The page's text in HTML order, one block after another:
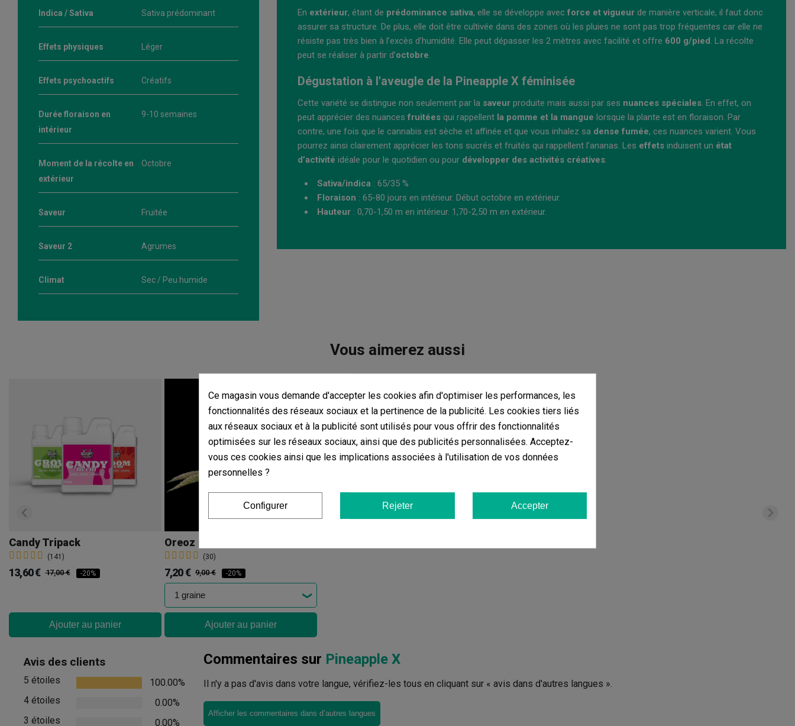
Indica / Sativa Sativa prédominant
Effets physiques Léger
Effets psychoactifs Créatifs
Durée floraison en
intérieur
9-10 semaines
Moment de la récolte en
extérieur
Octobre
Saveur Fruitée
Saveur 2 Agrumes
Climat Sec / Peu humide
En extérieur, étant de prédominance sativa, elle se développe avec force et vigueur de manière verticale, il faut donc
assurer sa structure. De plus, elle doit être cultivée dans des zones où les pluies ne sont pas trop fréquentes car elle ne
résiste pas très bien à l’excès d’humidité. Elle peut dépasser les 2 mètres avec facilité et offre 600 g/pied. La récolte
peut se réaliser à partir d’octobre.
Dégustation à l'aveugle de la Pineapple X féminisée
Cette variété se distingue non seulement par la saveur produite mais aussi par ses nuances spéciales. En effet, on
peut apprécier des nuancesfruitées qui rappellent la pomme et la mangue lorsque la plante est en floraison. Par
contre, une fois que le cannabis est sèche et affinée et que vous inhalez sa dense fumée, ces nuances varient. Vous
pourrez ainsi clairement apprécier les tons sucrés et fruités qui rappellent l’ananas. Les effets induisent un état
d’activité idéale pour le quotidien ou pour développer des activités créatives.
Sativa/indica : 65/35 %
Floraison : 65-80 jours en intérieur. Début octobre en extérieur.
Hauteur : 0,70-1,50 m en intérieur. 1,70-2,50 m en extérieur.
Vous aimerez aussi
Candy Tripack
(141)
13,60 € 17,00 € -20%
Ajouter au panier
Oreoz
(30)
7,20 € 9,00 € -20%
Ajouter au panier
Avis des clients
5 étoiles
100.00%
4 étoiles
0.00%
3 étoiles
0.00%
Commentaires sur Pineapple X
Il n'y a pas d'avis dans votre langue, vérifiez-les tous en cliquant sur « avis dans d'autres langues ».
Afficher les commentaires dans d’autres langues
Ce magasin vous demande d'accepter les cookies afin d'optimiser les performances, les
fonctionnalités des réseaux sociaux et la pertinence de la publicité. Les cookies tiers liés
aux réseaux sociaux et à la publicité sont utilisés pour vous offrir des fonctionnalités
optimisées sur les réseaux sociaux, ainsi que des publicités personnalisées. Acceptez-
vous ces cookies ainsi que les implications associées à l'utilisation de vos données
personnelles ?
Configurer Rejeter Accepter